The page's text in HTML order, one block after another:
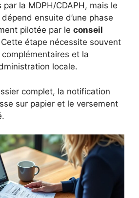
la MDPH/CDAPH, mais le
dépend ensuite d’une phase
pilotée par le conseil
étape nécessite souvent
complémentaires et la
locale.
complet, la notification
sur papier et le versement